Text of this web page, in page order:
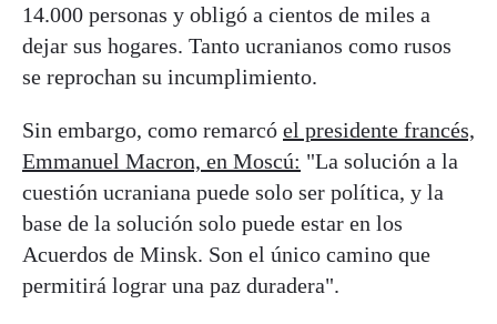
14.000 personas y obligó a cientos de miles a
dejar sus hogares. Tanto ucranianos como rusos
se reprochan su incumplimiento.
Sin embargo, como remarcó el presidente francés,
Emmanuel Macron, en Moscú: "La solución a la
cuestión ucraniana puede solo ser política, y la
base de la solución solo puede estar en los
Acuerdos de Minsk. Son el único camino que
permitirá lograr una paz duradera".